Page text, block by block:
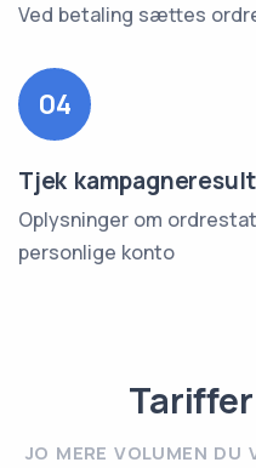
Ved betaling sættes
04
Tjek
Oplysninger om
personlige konto
JO MERE VOLUMEN DU